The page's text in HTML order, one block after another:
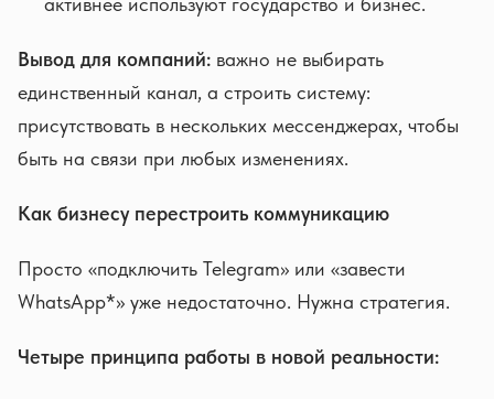
Вывод для компаний: важно не выбирать
единственный канал, а строить систему:
присутствовать в нескольких мессенджерах, чтобы
быть на связи при любых изменениях.
Как бизнесу перестроить коммуникацию
Просто «подключить Telegram» или «завести
WhatsApp*» уже недостаточно. Нужна стратегия.
Четыре принципа работы в новой реальности: